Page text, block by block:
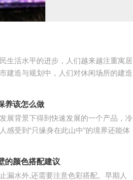
生活水平的进步，人们越来越注重寓居
建造与规划中，人们对休闲场所的建造
养该怎么做
展背景下得到快速发展的一个产品，冷
感受到“只缘身在此山中”的境界还能体
的颜色搭配建议
漏水外,还需要注意色彩搭配。早期人